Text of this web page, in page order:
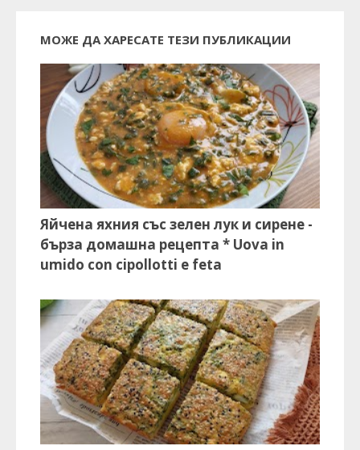
МОЖЕ ДА ХАРЕСАТЕ ТЕЗИ ПУБЛИКАЦИИ
Яйчена яхния със зелен лук и сирене -
бърза домашна рецепта * Uova in
umido con cipollotti e feta